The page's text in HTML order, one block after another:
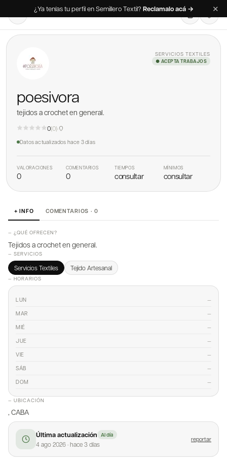
¿Ya tenías tu perfil en Semillero Textil? Reclamalo acá → ✕
SERVICIOS TEXTILES
● ACEPTA TRABAJOS
poesivora
tejidos a crochet en general.
0(0)·
Datos actualizados hace 3 días
VALORACIONES
0
COMENTARIOS
0
TIEMPOS
consultar
MÍNIMOS
consultar
+ INFO COMENTARIOS · 0
— ¿QUÉ OFRECEN?
Tejidos a crochet en general.
— SERVICIOS
Servicios Textiles Tejido Artesanal
— HORARIOS
LUN —
MAR —
MIÉ —
JUE —
VIE —
SÁB —
DOM —
— UBICACIÓN
, CABA
Última actualización Al día
4 ago 2026·hace 3 días
reportar